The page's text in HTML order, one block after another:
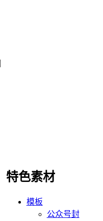
特色素材
模板
公众号封